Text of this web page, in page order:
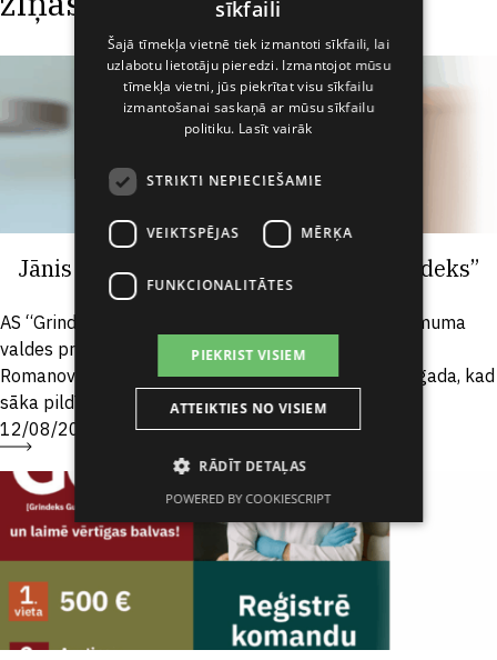
Jānis Romanovskis kļuvis par AS “Grindeks”
valdes priekšsēdētāju
AS “Grindeks” valdē notikušas izmaiņas – par uzņēmuma
valdes priekšsēdētāju iecelts Jānis Romanovskis.
Romanovskis ar “Grindeks” saistīts jau kopš 2003. gada, kad
sāka pildīt finanšu...
12/08/2025
RUSSIAN
SPANISH
sīkfaili
Šajā tīmekļa vietnē tiek izmantoti sīkfaili, lai
uzlabotu lietotāju pieredzi. Izmantojot mūsu
tīmekļa vietni, jūs piekrītat visu sīkfailu
izmantošanai saskaņā ar mūsu sīkfailu
politiku. Lasīt vairāk
STRIKTI NEPIECIEŠAMIE
VEIKTSPĒJAS MĒRĶA
FUNKCIONALITĀTES
PIEKRIST VISIEM
ATTEIKTIES NO VISIEM
RĀDĪT DETAĻAS
POWERED BY COOKIESCRIPT